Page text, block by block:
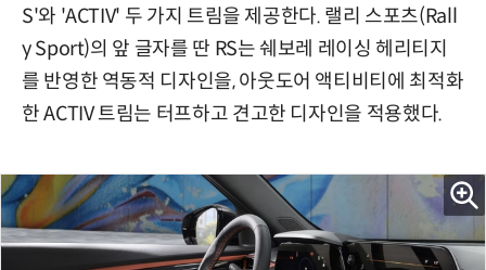
S'와 'ACTIV' 두 가지 트림을 제공한다. 랠리 스포츠(Rall
y Sport)의 앞 글자를 딴 RS는 쉐보레 레이싱 헤리티지
를 반영한 역동적 디자인을, 아웃도어 액티비티에 최적화
한 ACTIV 트림는 터프하고 견고한 디자인을 적용했다.